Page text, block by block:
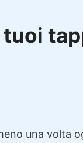
una volta